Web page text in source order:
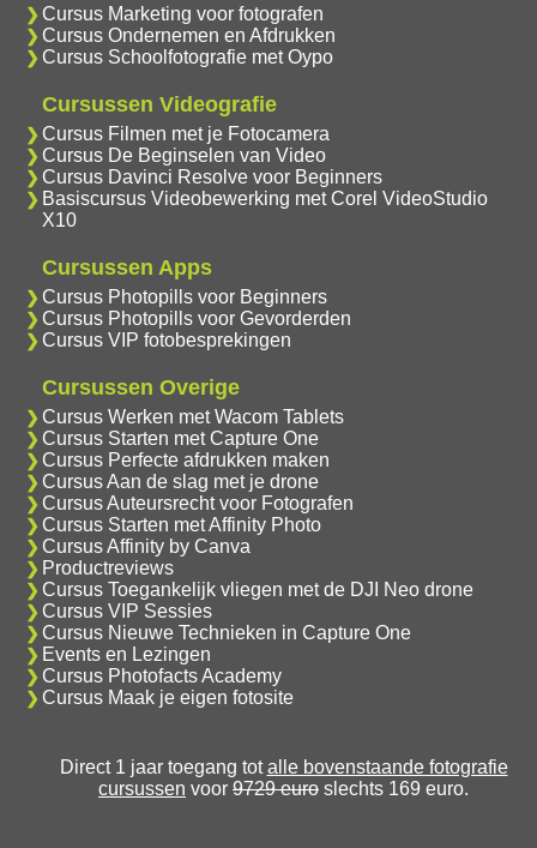
Cursus Marketing voor fotografen
Cursus Ondernemen en Afdrukken
Cursus Schoolfotografie met Oypo
Cursussen Videografie
Cursus Filmen met je Fotocamera
Cursus De Beginselen van Video
Cursus Davinci Resolve voor Beginners
Basiscursus Videobewerking met Corel VideoStudio
X10
Cursussen Apps
Cursus Photopills voor Beginners
Cursus Photopills voor Gevorderden
Cursus VIP fotobesprekingen
Cursussen Overige
Cursus Werken met Wacom Tablets
Cursus Starten met Capture One
Cursus Perfecte afdrukken maken
Cursus Aan de slag met je drone
Cursus Auteursrecht voor Fotografen
Cursus Starten met Affinity Photo
Cursus Affinity by Canva
Productreviews
Cursus Toegankelijk vliegen met de DJI Neo drone
Cursus VIP Sessies
Cursus Nieuwe Technieken in Capture One
Events en Lezingen
Cursus Photofacts Academy
Cursus Maak je eigen fotosite
Direct 1 jaar toegang totalle bovenstaande fotografie
cursussen voor 9729 euro slechts 169 euro.